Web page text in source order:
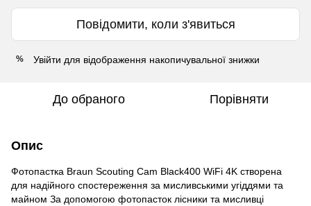
Повідомити, коли з'явиться
% Увійти для відображення накопичувальної знижки
До обраного Порівняти
Опис
Фотопастка Braun Scouting Cam Black400 WiFi 4K створена
для надійного спостереження за мисливськими угіддями та
майном За допомогою фотопасток лісники та мисливці